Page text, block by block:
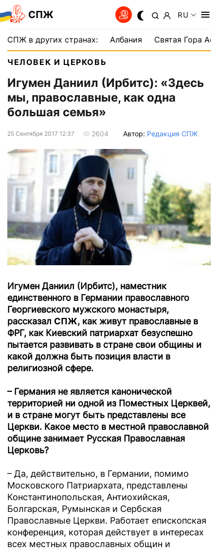
СПЖ RU
СПЖ в других странах: Албания Святая Гора
ЧЕЛОВЕК И ЦЕРКОВЬ
Игумен Даниил (Ирбитс): «Здесь
мы, православные, как одна
большая семья»
25 Сентября 2017 12:37 2604 Автор: Редакция СПЖ
Игумен Даниил (Ирбитс), наместник
единственного в Германии православного
Георгиевского мужского монастыря,
рассказал СПЖ, как живут православные в
ФРГ, как Киевский патриархат безуспешно
пытается развивать в стране свои общины и
какой должна быть позиция власти в
религиозной сфере.
– Германия не является канонической
территорией ни одной из Поместных Церквей,
и в стране могут быть представлены все
Церкви. Какое место в местной православной
общине занимает Русская Православная
Церковь?
– Да, действительно, в Германии, помимо
Московского Патриархата, представлены
Константинопольская, Антиохийская,
Болгарская, Румынская и Сербская
Православные Церкви. Работает епископская
конференция, которая действует в интересах
всех местных православных общин и